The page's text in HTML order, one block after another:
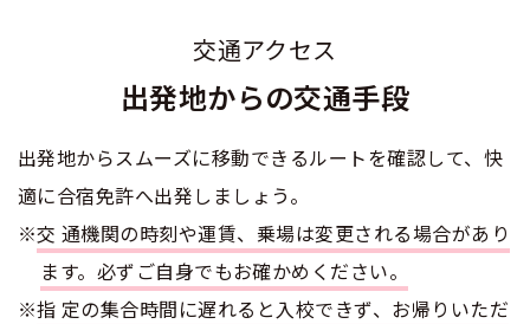
普通二種
中型二種
大型二種
教育訓練給付金制度
受験資格特例教習
お気に入りの教習所
合宿に関わる料金について
合宿費用のお支払いについて
合宿免許に必要な持ち物
合宿免許 体験談・口コミ
全国の運転免許試験場(免許センター)
本免学科試験問題に挑戦
普通二種
特例教習
交通アクセス
出発地からの交通手段
出発地からスムーズに移動できるルートを確認して、快
適に合宿免許へ出発しましょう。
※交通機関の時刻や運賃、乗場は変更される場合があり
ます。必ずご自身でもお確かめください。
※指定の集合時間に遅れると入校できず、お帰りいただ